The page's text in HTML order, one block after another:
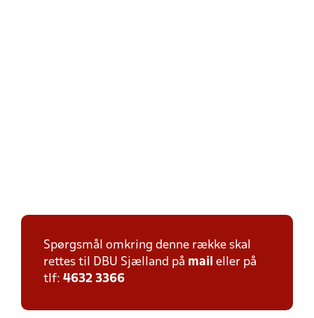
Spørgsmål omkring denne række skal
rettes til DBU Sjælland på mail eller på
tlf: 4632 3366